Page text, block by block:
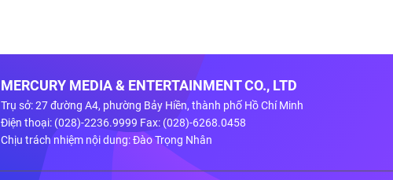
MERCURY MEDIA & ENTERTAINMENT CO., LTD
Trụ sở: 27 đường A4, phường Bảy Hiền, thành phố Hồ Chí Minh
Điện thoại: (028)-2236.9999 Fax: (028)-6268.0458
Chịu trách nhiệm nội dung: Đào Trọng Nhân